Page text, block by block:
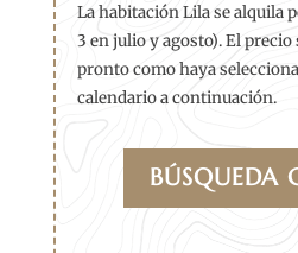
La habitación Lila se alquila
3 en julio y agosto). El
pronto como haya
calendario a continuación.
BÚSQUEDA